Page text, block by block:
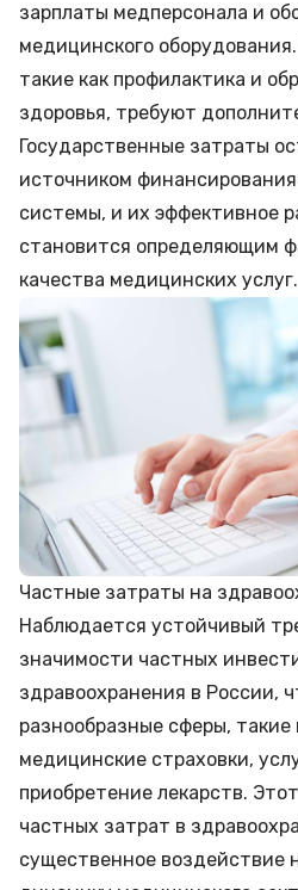
зарплаты медперсонала и
медицинского
такие как профилактика и
здоровья, требуют
Государственные затраты
источником
системы, и их эффективное
становится определяющим
качества медицинских услуг.
Частные затраты на
Наблюдается устойчивый
значимости частных
здравоохранения в России,
разнообразные сферы, такие
медицинские страховки,
приобретение лекарств.
частных затрат в
существенное воздействие